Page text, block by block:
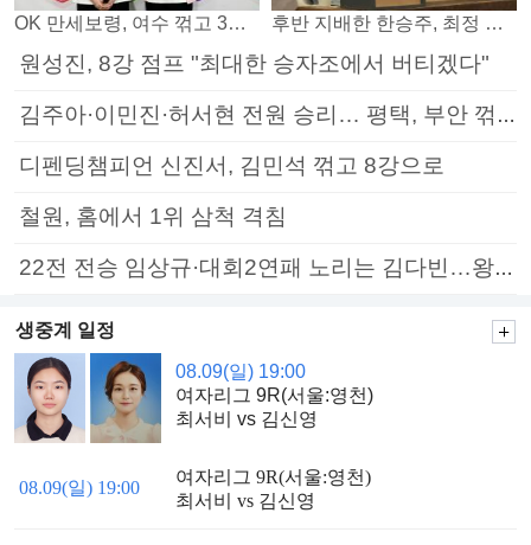
OK 만세보령, 여수 꺾고 3연패 탈출 후반 지배한 한승주, 최정 꺾고 8강 진출
원성진, 8강 점프 "최대한 승자조에서 버티겠다"
김주아·이민진·허서현 전원 승리… 평택, 부안 꺾고 5연승
디펜딩챔피언 신진서, 김민석 꺾고 8강으로
철원, 홈에서 1위 삼척 격침
22전 전승 임상규·대회2연패 노리는 김다빈…왕중왕전 16강 7일부터
생중계 일정
08.09(일) 19:00
여자리그 9R(서울:영천)
최서비 vs 김신영
08.09(일) 19:00
여자리그 9R(서울:영천)
최서비 vs 김신영